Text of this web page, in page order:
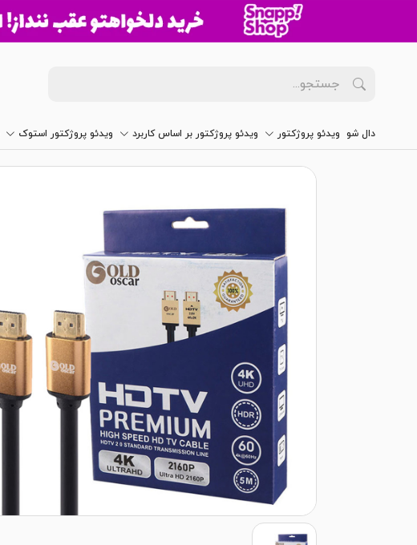
دال شو ویدئو پروژکتور ویدئو پروژکتور بر اساس کاربرد ویدئو پروژکتور استوک